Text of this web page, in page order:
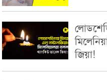
জিয়া!